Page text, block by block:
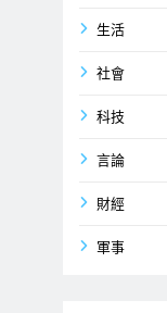
生活
社會
科技
言論
財經
軍事